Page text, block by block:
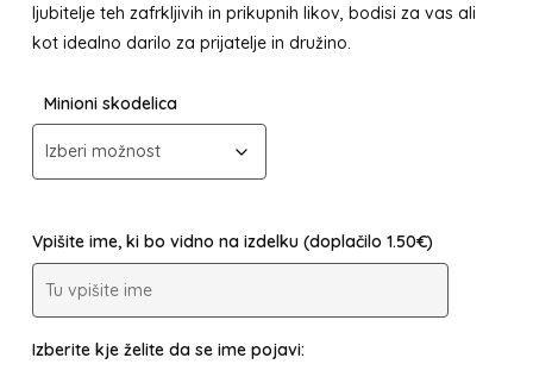
ljubitelje teh zafrkljivih in prikupnih likov, bodisi za vas ali
kot idealno darilo za prijatelje in družino.
Minioni skodelica
Vpišite ime, ki bo vidno na izdelku (doplačilo 1.50€)
Izberite kje želite da se ime pojavi: